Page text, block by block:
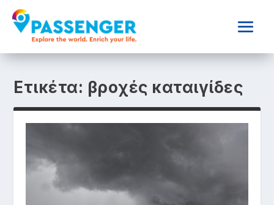
Ετικέτα: βροχές καταιγίδες